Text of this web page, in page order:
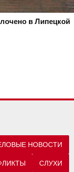
в Липецкой
НОВОСТИ
СЛУХИ